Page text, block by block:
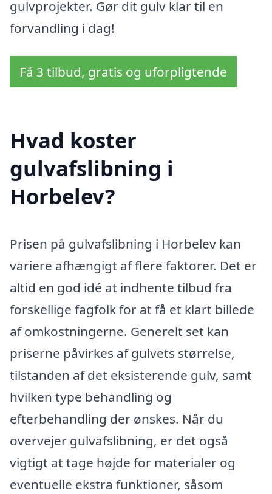
gulvprojekter. Gør dit gulv klar til en
forvandling i dag!
Få 3 tilbud, gratis og uforpligtende
Hvad koster
gulvafslibning i
Horbelev?
Prisen på gulvafslibning i Horbelev kan
variere afhængigt af flere faktorer. Det er
altid en god idé at indhente tilbud fra
forskellige fagfolk for at få et klart billede
af omkostningerne. Generelt set kan
priserne påvirkes af gulvets størrelse,
tilstanden af det eksisterende gulv, samt
hvilken type behandling og
efterbehandling der ønskes. Når du
overvejer gulvafslibning, er det også
vigtigt at tage højde for materialer og
eventuelle ekstra funktioner, såsom